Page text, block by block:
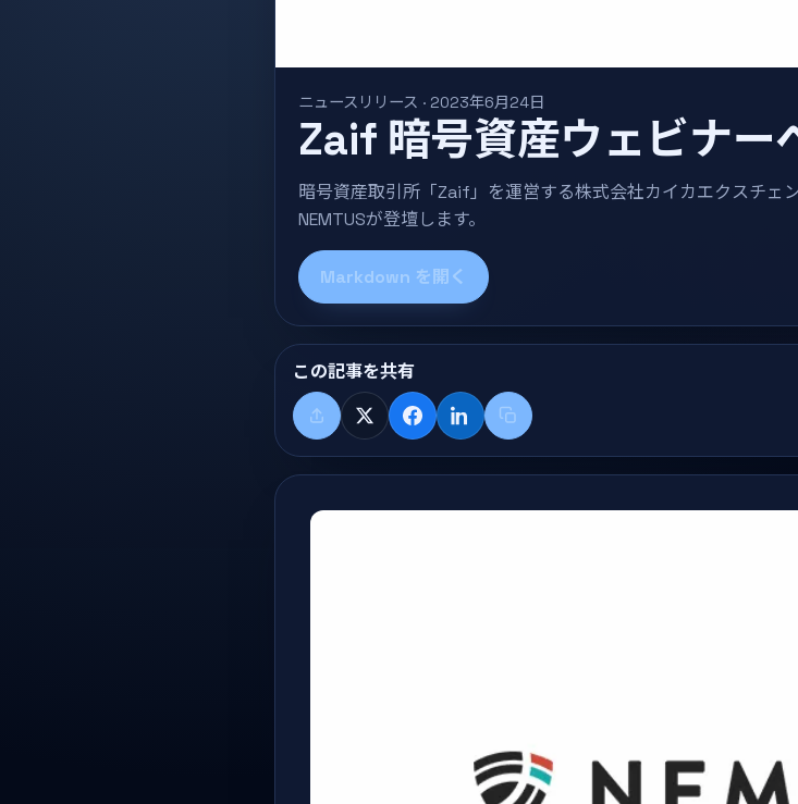
ニュースリリース · 2023年6月24日
Zaif 暗号資産ウェビナー
暗号資産取引所「Zaif」を運営する株式会社カイカエクスチェ
NEMTUSが登壇します。
Markdown を開く
この記事を共有
共有する
X FacebookLinkedInタイトル+リンクをコピー